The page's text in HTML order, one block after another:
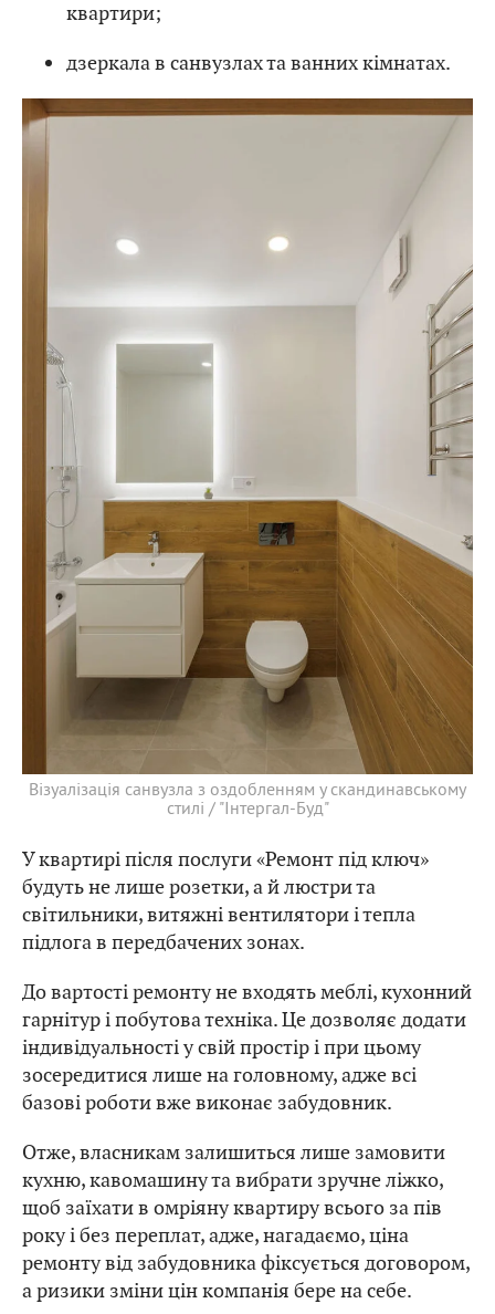
квартири;
дзеркала в санвузлах та ванних кімнатах.
Візуалізація санвузла з оздобленням у скандинавському
стилі / "Інтергал-Буд"
У квартирі після послуги «Ремонт під ключ»
будуть не лише розетки, а й люстри та
світильники, витяжні вентилятори і тепла
підлога в передбачених зонах.
До вартості ремонту не входять меблі, кухонний
гарнітур і побутова техніка. Це дозволяє додати
індивідуальності у свій простір і при цьому
зосередитися лише на головному, адже всі
базові роботи вже виконає забудовник.
Отже, власникам залишиться лише замовити
кухню, кавомашину та вибрати зручне ліжко,
щоб заїхати в омріяну квартиру всього за пів
року і без переплат, адже, нагадаємо, ціна
ремонту від забудовника фіксується договором,
а ризики зміни цін компанія бере на себе.